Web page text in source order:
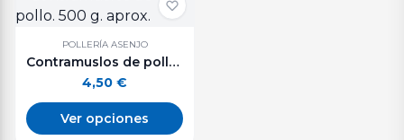
POLLERÍA ASENJO
Contramuslos de pollo. 500 g. aprox.
4,50 €
Ver opciones